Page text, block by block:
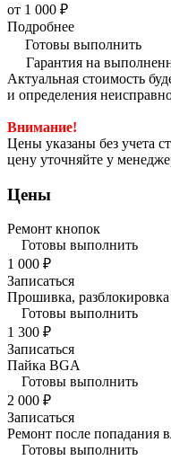
от 1 000 ₽
Подробнее
Готовы выполнить
Гарантия на
Актуальная стоимость
и определения
Внимание!
Цены указаны без учета
цену уточняйте у
Цены
Ремонт кнопок
Готовы выполнить
1 000 ₽
Записаться
Прошивка, разблокировка
Готовы выполнить
1 300 ₽
Записаться
Пайка BGA
Готовы выполнить
2 000 ₽
Записаться
Ремонт после попадания
Готовы выполнить